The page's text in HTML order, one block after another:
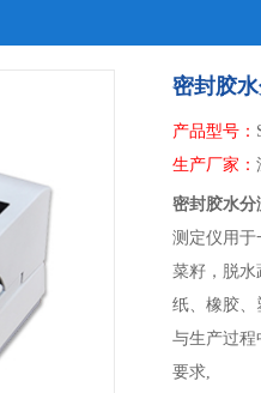
密封胶
产品型号：
生产厂家：
密封胶水分
测定仪用于
菜籽，脱水
纸、橡胶、
与生产过程
要求,